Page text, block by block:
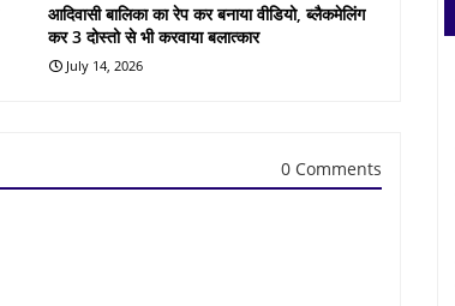
आदिवासी बालिका का रेप कर बनाया वीडियो, ब्लैकमेलिंग
कर 3 दोस्तो से भी करवाया बलात्कार
July 14, 2026
0 Comments